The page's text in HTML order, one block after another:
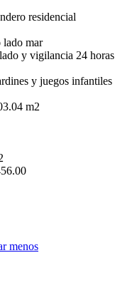
residencial
lado mar
y vigilancia 24 horas
y juegos infantiles
m2
menos